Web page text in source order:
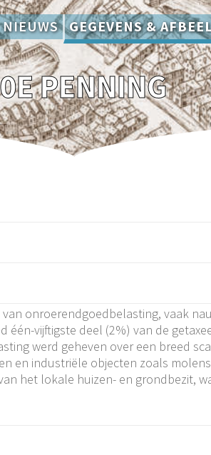
NIEUWS GEGEVENS &
PENNING
van onroerendgoedbelasting, vaak
één-vijftigste deel (2%) van de
werd geheven over een breed
en industriële objecten zoals
het lokale huizen- en grondbezit,